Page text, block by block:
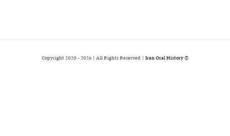
© Copyright 2020 -
2026 | All Rights Reserved | Iran Oral History